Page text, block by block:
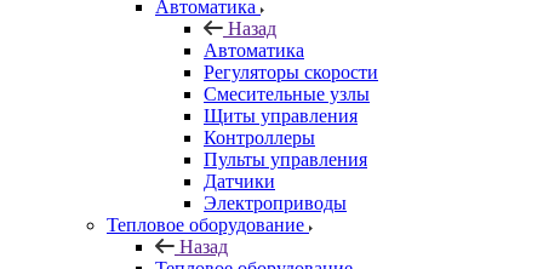
Автоматика
Назад
Автоматика
Регуляторы скорости
Смесительные узлы
Щиты управления
Контроллеры
Пульты управления
Датчики
Электроприводы
Тепловое оборудование
Назад